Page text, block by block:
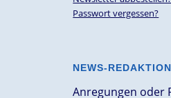
Passwort vergessen?
NEWS-REDAKTION
Anregungen oder